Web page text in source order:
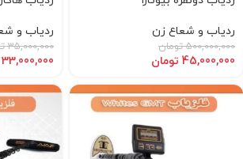
ردیاب و شعاع زن
500,000,000 تومان
45,000,000 تومان
ردیاب و
35,000,000
33,000,000